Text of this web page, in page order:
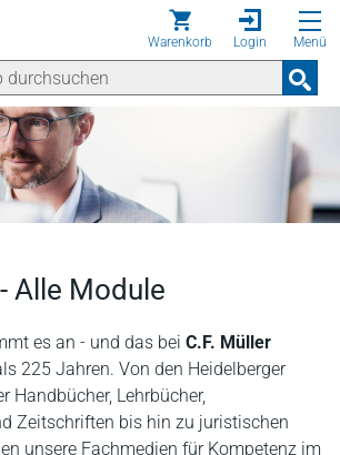
Warenkorb Login Menü
Alle Module
es an - und das bei C.F. Müller
225 Jahren. Von den Heidelberger
Handbücher, Lehrbücher,
Zeitschriften bis hin zu juristischen
unsere Fachmedien für Kompetenz im